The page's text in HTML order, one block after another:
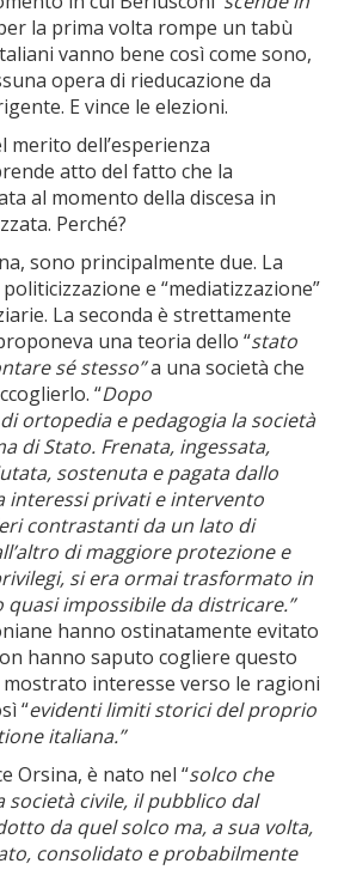
la prima volta rompe un tabù
vanno bene così come sono,
opera di rieducazione da
E vince le elezioni.
dell’esperienza
atto del fatto che la
al momento della discesa in
Perché?
sono principalmente due. La
e “mediatizzazione”
La seconda è strettamente
una teoria dello “stato
sé stesso”a una società che
“Dopo
ortopedia e pedagogia la società
di Stato. Frenata, ingessata,
sostenuta e pagata dallo
interessi privati e intervento
contrastanti da un lato di
di maggiore protezione e
si era ormai trasformato in
impossibile da districare.”
hanno ostinatamente evitato
hanno saputo cogliere questo
interesse verso le ragioni
“evidenti limiti storici del proprio
italiana.”
Orsina, è nato nel “solco che
società civile, il pubblico dal
da quel solco ma, a sua volta,
consolidato e probabilmente